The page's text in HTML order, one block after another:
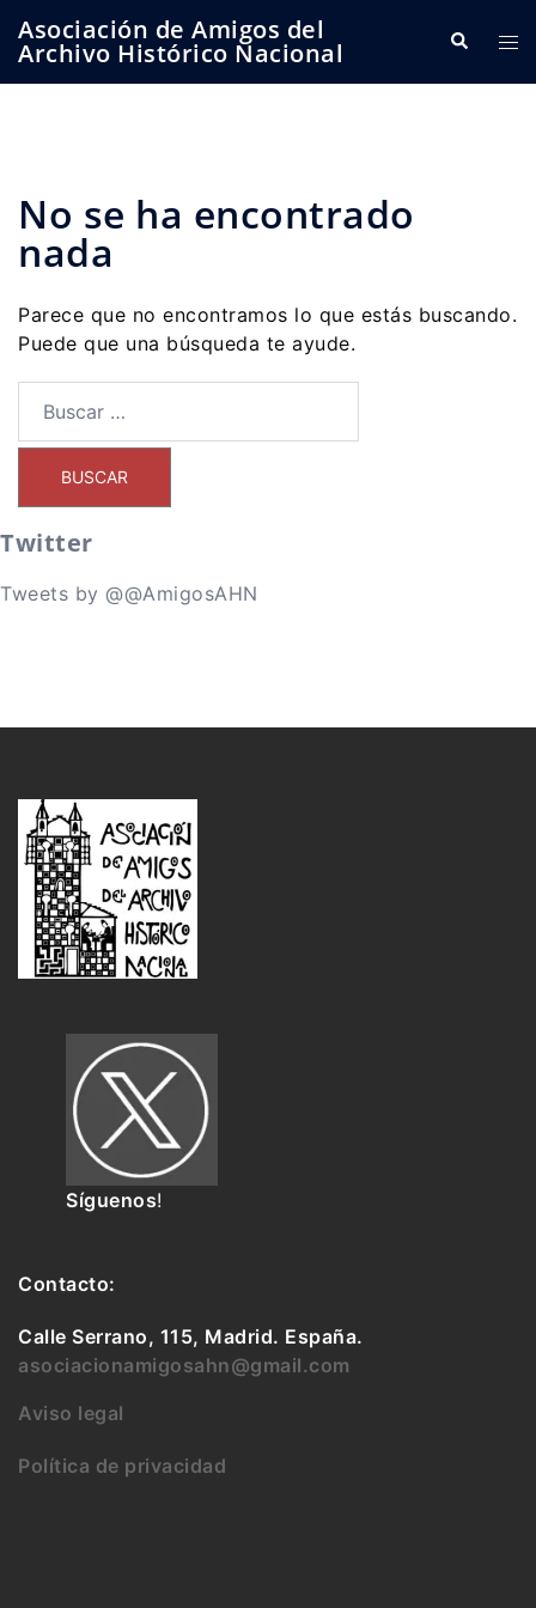
Asociación de Amigos del
Archivo Histórico Nacional Buscar
No se ha encontrado
nada
Parece que no encontramos lo que estás buscando.
Puede que una búsqueda te ayude.
Twitter
Tweets by @@AmigosAHN
Síguenos!
Contacto:
Calle Serrano, 115, Madrid. España.
asociacionamigosahn@gmail.com
Aviso legal
Política de privacidad